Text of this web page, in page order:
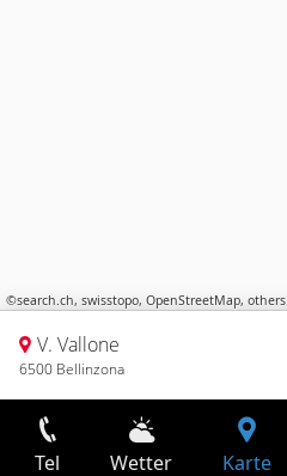
©search.ch, swisstopo, OpenStreetMap, others
V. Vallone
6500 Bellinzona
Tel Wetter Karte